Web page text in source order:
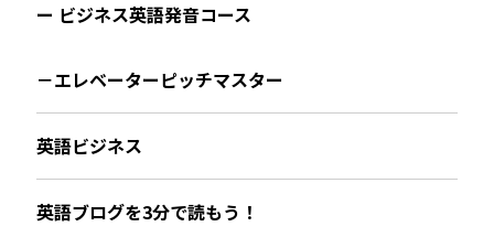
ー ビジネス英語発音コース
－エレベーターピッチマスター
英語ビジネス
英語ブログを3分で読もう！